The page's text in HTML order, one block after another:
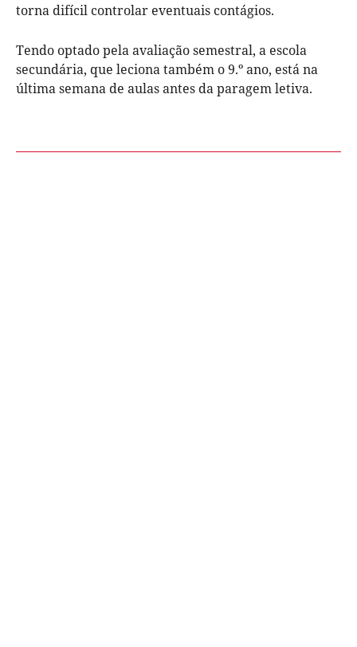
torna difícil controlar eventuais contágios.
Tendo optado pela avaliação semestral, a escola
secundária, que leciona também o 9.º ano, está na
última semana de aulas antes da paragem letiva.